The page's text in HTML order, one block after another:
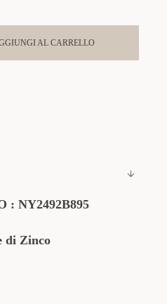
AL CARRELLO
: NY2492B895
di Zinco